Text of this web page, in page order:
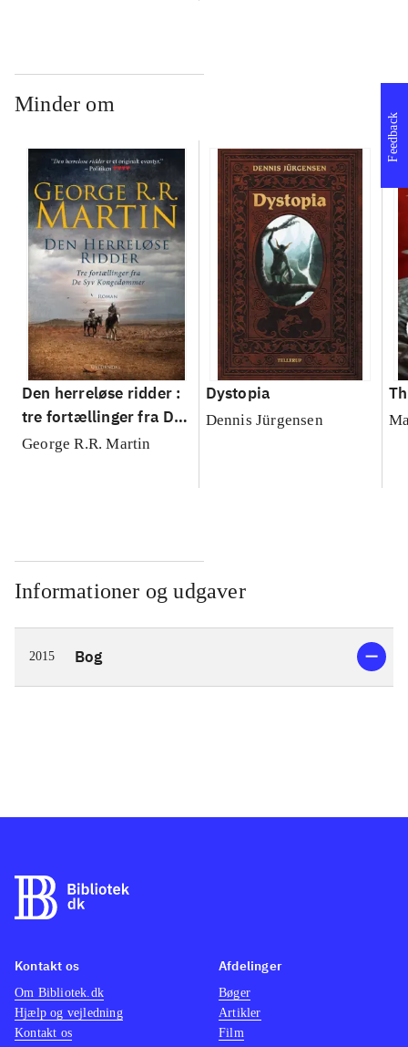
Minder om
Den herreløse ridder :
tre fortællinger fra De
Syv Kongedømmer
George R.R. Martin
Dystopia
Dennis Jürgensen
Informationer og udgaver
2015 Bog
Feedback
Kontakt os
Om Bibliotek.dk
Hjælp og vejledning
Kontakt os
Afdelinger
Bøger
Artikler
Film